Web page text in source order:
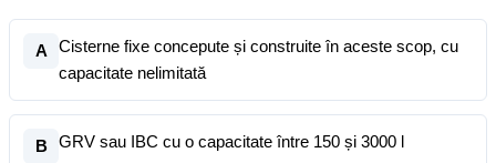
A
Cisterne fixe concepute și construite în aceste scop, cu
capacitate nelimitată
B GRV sau IBC cu o capacitate între 150 și 3000 l